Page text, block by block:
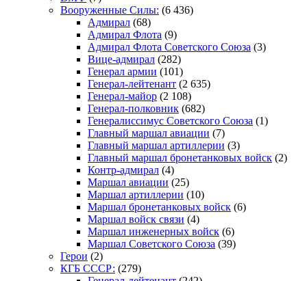
Вооруженные Силы: (6 436)
Адмирал (68)
Адмирал Флота (9)
Адмирал Флота Советского Союза (3)
Вице-адмирал (282)
Генерал армии (101)
Генерал-лейтенант (2 635)
Генерал-майор (2 108)
Генерал-полковник (682)
Генералиссимус Советского Союза (1)
Главный маршал авиации (7)
Главный маршал артиллерии (3)
Главный маршал бронетанковых войск (2)
Контр-адмирал (4)
Маршал авиации (25)
Маршал артиллерии (10)
Маршал бронетанковых войск (6)
Маршал войск связи (4)
Маршал инженерных войск (6)
Маршал Советского Союза (39)
Герои (2)
КГБ СССР: (279)